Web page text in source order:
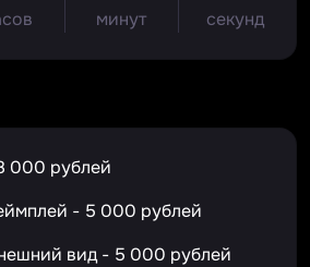
минут секунд
000 рублей
- 5 000 рублей
вид - 5 000 рублей